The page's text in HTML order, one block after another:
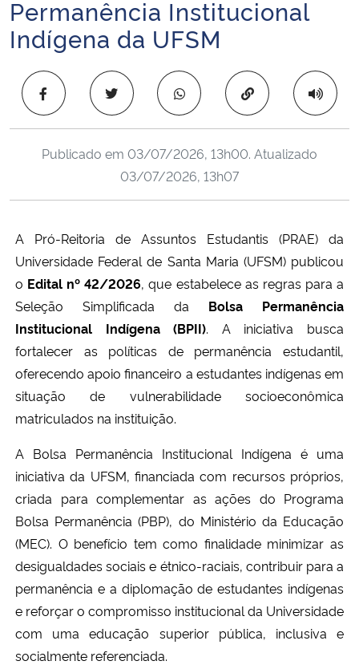
Ministério da Educação
Ministério da Cidadania
Ministério da Saúde
Ministério de Minas e Energia
Ministério da Ciência, Tecnologia, Inovações e Comunicações
Ministério do Meio Ambiente
Ministério do Turismo
Ministério do Desenvolvimento Regional
Controladoria-Geral da União
Ministério da Mulher, da Família e dos Direitos Humanos
Secretaria-Geral
Secretaria de Governo
Gabinete de Segurança Institucional
Advocacia-Geral da União
Banco Central do Brasil
Permanência Institucional
Indígena da UFSM
Copiar para área
Publicado em 03/07/2026, 13h00. Atualizado
03/07/2026, 13h07
A Pró-Reitoria de Assuntos Estudantis (PRAE) da
Universidade Federal de Santa Maria (UFSM) publicou
o Edital nº 42/2026, que estabelece as regras para a
Seleção Simplificada da Bolsa Permanência
Institucional Indígena (BPII). A iniciativa busca
fortalecer as políticas de permanência estudantil,
oferecendo apoio financeiro a estudantes indígenas em
situação de vulnerabilidade socioeconômica
matriculados na instituição.
A Bolsa Permanência Institucional Indígena é uma
iniciativa da UFSM, financiada com recursos próprios,
criada para complementar as ações do Programa
Bolsa Permanência (PBP), do Ministério da Educação
(MEC). O benefício tem como finalidade minimizar as
desigualdades sociais e étnico-raciais, contribuir para a
permanência e a diplomação de estudantes indígenas
e reforçar o compromisso institucional da Universidade
com uma educação superior pública, inclusiva e
socialmente referenciada.